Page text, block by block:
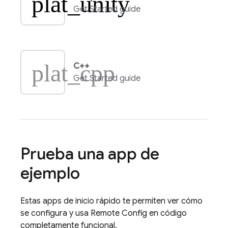
Get Started guide
plat_cpp
C++
Get Started guide
Prueba una app de
ejemplo
Estas apps de inicio rápido te permiten ver cómo
se configura y usa Remote Config en código
completamente funcional.